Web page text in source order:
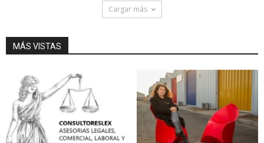
Cargar más
MÁS VISTAS